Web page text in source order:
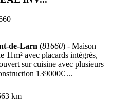
de-Larn (81660) - Maison
11m² avec placards intégrés,
sur cuisine avec plusieurs
139000€ ...
km